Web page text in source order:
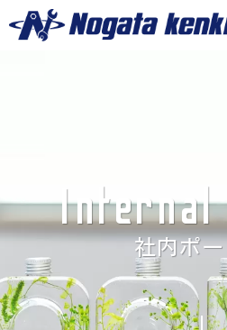
社内ポ